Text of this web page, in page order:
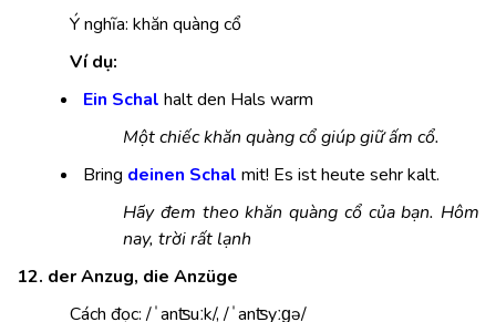
Ý nghĩa: khăn quàng cổ
Ví dụ:
Ein Schal halt den Hals warm
Một chiếc khăn quàng cổ giúp giữ ấm cổ.
Bring deinen Schal mit! Es ist heute sehr kalt.
Hãy đem theo khăn quàng cổ của bạn. Hôm
nay, trời rất lạnh
12. der Anzug, die Anzüge
Cách đọc: /ˈanʦuːk/, /ˈanʦyːɡə/